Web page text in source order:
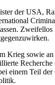
der USA,
sowie
einem Teil